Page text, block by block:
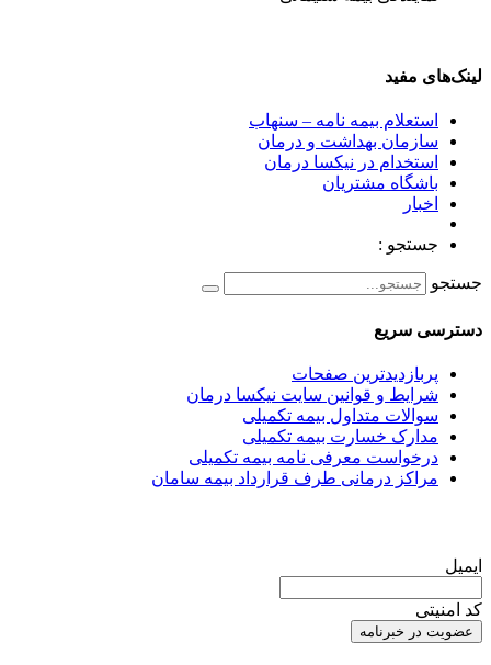
لینک‌های مفید
استعلام بیمه نامه – سنهاب
سازمان بهداشت و درمان
استخدام در نیکسا درمان
باشگاه مشتریان
اخبار
جستجو :
جستجو
دسترسی سریع
پربازدیدترین صفحات
شرایط و قوانین سایت نیکسا درمان
سوالات متداول بیمه تکمیلی
مدارک خسارت بیمه تکمیلی
درخواست معرفی نامه بیمه تکمیلی
مراکز درمانی طرف قرارداد بیمه سامان
ایمیل
کد امنیتی